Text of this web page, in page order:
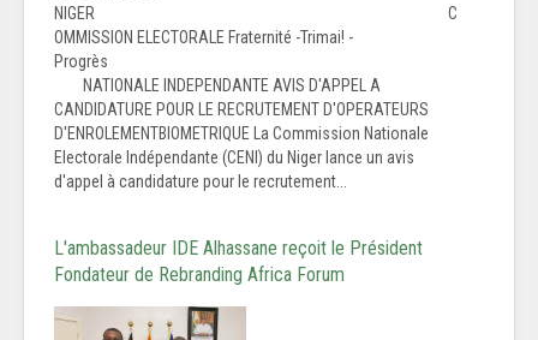
NIGER C
OMMISSION ELECTORALE Fraternité -Trimai! -
Progrès
NATIONALE INDEPENDANTE AVIS D'APPEL A
CANDIDATURE POUR LE RECRUTEMENT D'OPERATEURS
D'ENROLEMENTBIOMETRIQUE La Commission Nationale
Electorale Indépendante (CENI) du Niger lance un avis
d'appel à candidature pour le recrutement...
L'ambassadeur IDE Alhassane reçoit le Président
Fondateur de Rebranding Africa Forum